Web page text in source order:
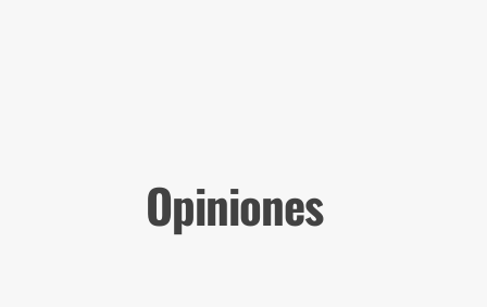
Opiniones